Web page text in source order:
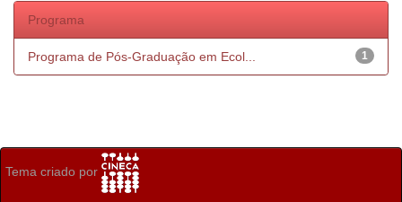
Programa
1
Programa de Pós-Graduação em Ecol...
Tema criado por